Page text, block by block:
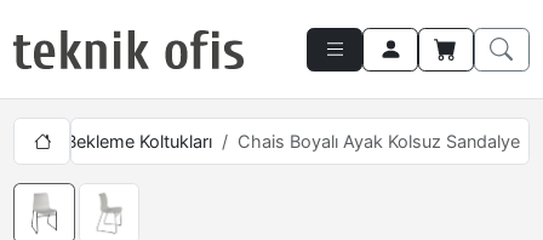
Tekli Bekleme Koltukları Chais Boyalı Ayak Kolsuz Sandalye